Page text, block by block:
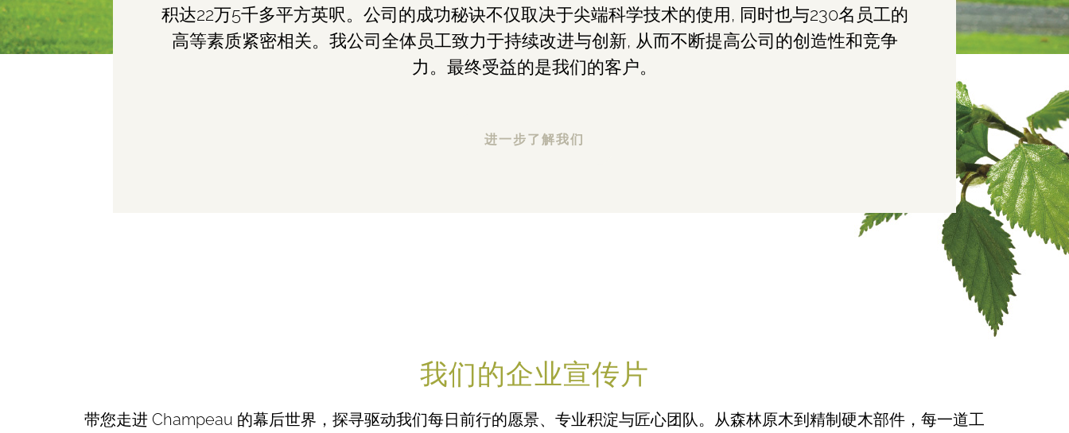
积达22万5千多平方英呎。公司的成功秘诀不仅取决于尖端科学技术的使用, 同时也与230名员工的
高等素质紧密相关。我公司全体员工致力于持续改进与创新, 从而不断提高公司的创造性和竞争
力。最终受益的是我们的客户。
进一步了解我们
我们的企业宣传片
带您走进 Champeau 的幕后世界，探寻驱动我们每日前行的愿景、专业积淀与匠心团队。从森林原木到精制硬木部件，每一道工